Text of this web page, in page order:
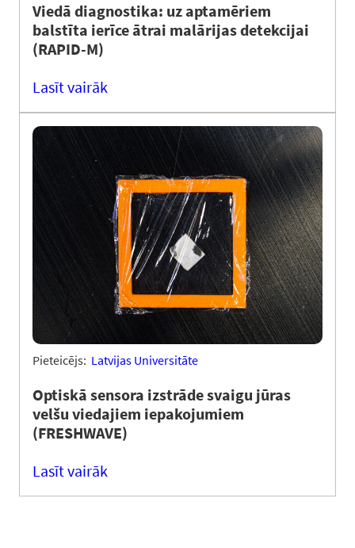
Viedā diagnostika: uz aptamēriem
balstīta ierīce ātrai malārijas detekcijai
(RAPID-M)
Lasīt vairāk
Pieteicējs: Latvijas Universitāte
Optiskā sensora izstrāde svaigu jūras
velšu viedajiem iepakojumiem
(FRESHWAVE)
Lasīt vairāk